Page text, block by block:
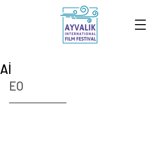
Aİ
EO